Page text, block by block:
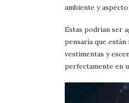
ambiente y
Estas podrían ser
pensaría que
vestimentas y
perfectamente en